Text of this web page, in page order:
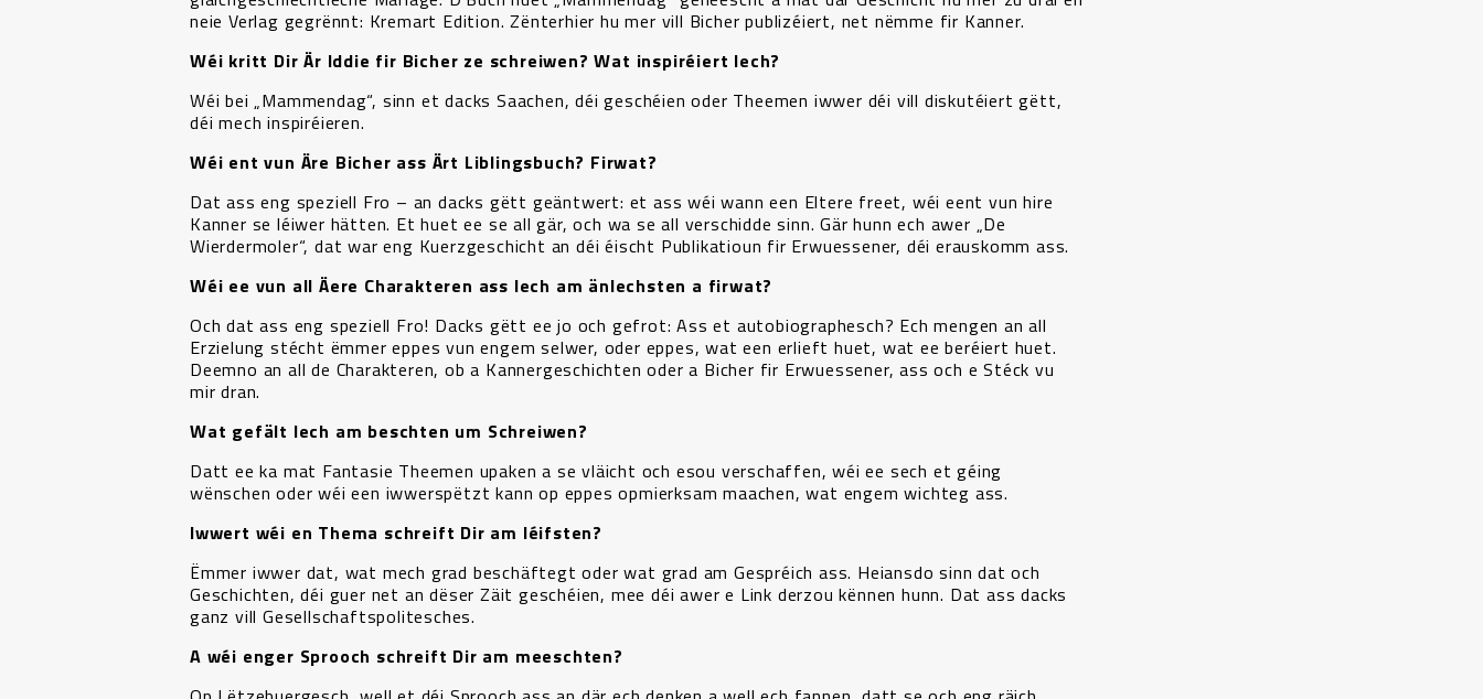
neie Verlag gegrënnt: Kremart Edition. Zënterhier hu mer vill Bicher publizéiert, net nëmme fir Kanner.
Wéi kritt Dir Är Iddie fir Bicher ze schreiwen? Wat inspiréiert Iech?
Wéi bei „Mammendag“, sinn et dacks Saachen, déi geschéien oder Theemen iwwer déi vill diskutéiert gëtt,
déi mech inspiréieren.
Wéi ent vun Äre Bicher ass Ärt Liblingsbuch? Firwat?
Dat ass eng speziell Fro – an dacks gëtt geäntwert: et ass wéi wann een Eltere freet, wéi eent vun hire
Kanner se léiwer hätten. Et huet ee se all gär, och wa se all verschidde sinn. Gär hunn ech awer „De
Wierdermoler“, dat war eng Kuerzgeschicht an déi éischt Publikatioun fir Erwuessener, déi erauskomm ass.
Wéi ee vun all Äere Charakteren ass Iech am änlechsten a firwat?
Och dat ass eng speziell Fro! Dacks gëtt ee jo och gefrot: Ass et autobiographesch? Ech mengen an all
Erzielung stécht ëmmer eppes vun engem selwer, oder eppes, wat een erlieft huet, wat ee beréiert huet.
Deemno an all de Charakteren, ob a Kannergeschichten oder a Bicher fir Erwuessener, ass och e Stéck vu
mir dran.
Wat gefält Iech am beschten um Schreiwen?
Datt ee ka mat Fantasie Theemen upaken a se vläicht och esou verschaffen, wéi ee sech et géing
wënschen oder wéi een iwwerspëtzt kann op eppes opmierksam maachen, wat engem wichteg ass.
Iwwert wéi en Thema schreift Dir am léifsten?
Ëmmer iwwer dat, wat mech grad beschäftegt oder wat grad am Gespréich ass. Heiansdo sinn dat och
Geschichten, déi guer net an dëser Zäit geschéien, mee déi awer e Link derzou kënnen hunn. Dat ass dacks
ganz vill Gesellschaftspolitesches.
A wéi enger Sprooch schreift Dir am meeschten?